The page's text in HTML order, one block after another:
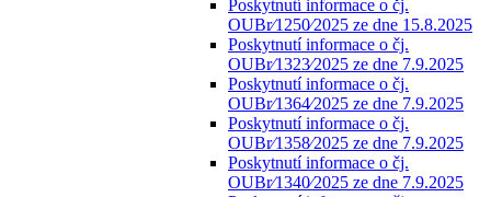
Poskytnutí informace o čj.
OUBr⁄1250⁄2025 ze dne 15.8.2025
Poskytnutí informace o čj.
OUBr⁄1323⁄2025 ze dne 7.9.2025
Poskytnutí informace o čj.
OUBr⁄1364⁄2025 ze dne 7.9.2025
Poskytnutí informace o čj.
OUBr⁄1358⁄2025 ze dne 7.9.2025
Poskytnutí informace o čj.
OUBr⁄1340⁄2025 ze dne 7.9.2025